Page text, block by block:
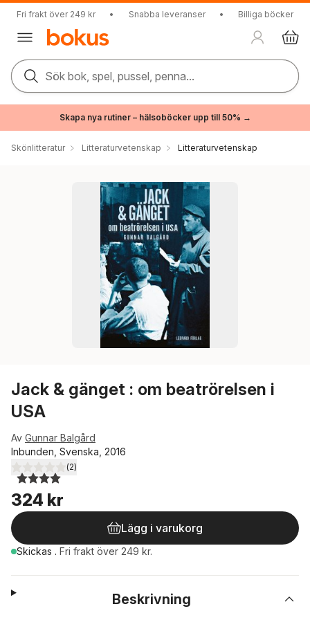
Fri frakt över 249 kr • Snabba leveranser • Billiga böcker
Sök bok, spel, pussel, penna...
Skapa nya rutiner – hälsoböcker upp till 50% →
Skönlitteratur Litteraturvetenskap Litteraturvetenskap
Jack & gänget : om beatrörelsen i
USA
Av Gunnar Balgård
Inbunden, Svenska, 2016
4,0utav 5 stjärnor. Totalt antal röster:
(2)
324 kr
Lägg i varukorg
Skickas . Fri frakt över 249 kr.
Beskrivning